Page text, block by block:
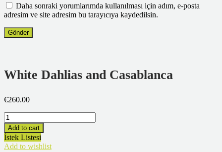
Daha sonraki yorumlarımda kullanılması için adım, e-posta
adresim ve site adresim bu tarayıcıya kaydedilsin.
White Dahlias and Casablanca
€260.00
Miktar
Add to cart
İstek Listesi
Add to wishlist